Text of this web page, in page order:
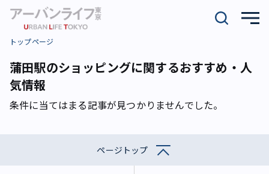
トップページ
蒲田駅のショッピングに関するおすすめ・人
気情報
条件に当てはまる記事が見つかりませんでした。
ページトップ